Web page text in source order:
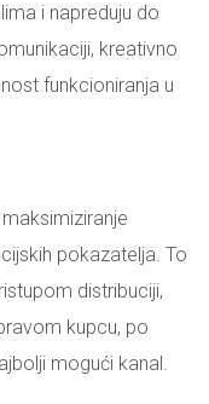
i napreduju do
kreativno
funkcioniranja u
pokazatelja. To
distribuciji,
kupcu, po
mogući kanal.